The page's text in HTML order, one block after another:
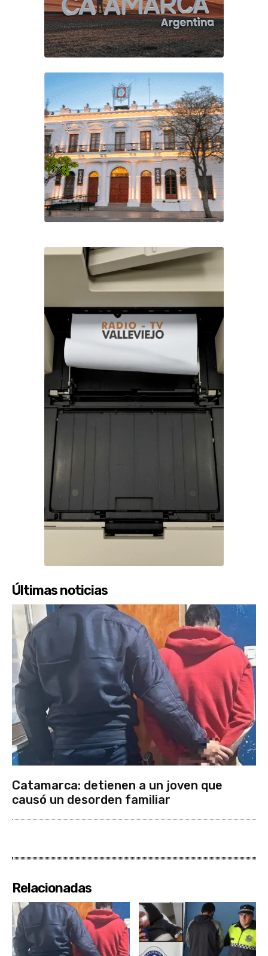
Últimas noticias
Catamarca: detienen a un joven que
causó un desorden familiar
Relacionadas